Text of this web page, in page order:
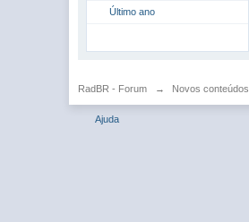
Último ano
RadBR - Forum → Novos conteúdos
Ajuda